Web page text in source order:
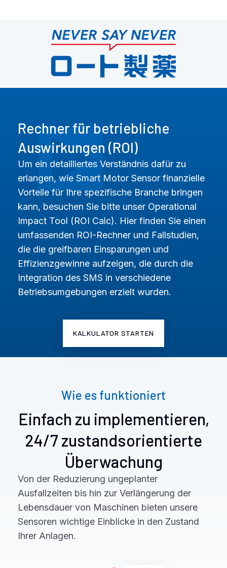
Rechner für betriebliche
Auswirkungen (ROI)
Um ein detailliertes Verständnis dafür zu
erlangen, wie Smart Motor Sensor finanzielle
Vorteile für Ihre spezifische Branche bringen
kann, besuchen Sie bitte unser Operational
Impact Tool (ROI Calc). Hier finden Sie einen
umfassenden ROI-Rechner und Fallstudien,
die die greifbaren Einsparungen und
Effizienzgewinne aufzeigen, die durch die
Integration des SMS in verschiedene
Betriebsumgebungen erzielt wurden.
KALKULATOR STARTEN
Wie es funktioniert
Einfach zu implementieren,
24/7 zustandsorientierte
Überwachung
Von der Reduzierung ungeplanter
Ausfallzeiten bis hin zur Verlängerung der
Lebensdauer von Maschinen bieten unsere
Sensoren wichtige Einblicke in den Zustand
Ihrer Anlagen.